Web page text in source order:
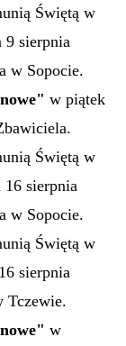
Świętą w
9 sierpnia
w Sopocie.
w piątek
Świętą w
16 sierpnia
w Sopocie.
Świętą w
sierpnia
Tczewie.
w